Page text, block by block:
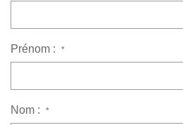
Prénom : *
Nom : *